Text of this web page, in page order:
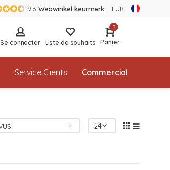
9.6 Webwinkel-keurmerk EUR
Se connecter Liste de souhaits
0
Panier
Service Clients Commercial